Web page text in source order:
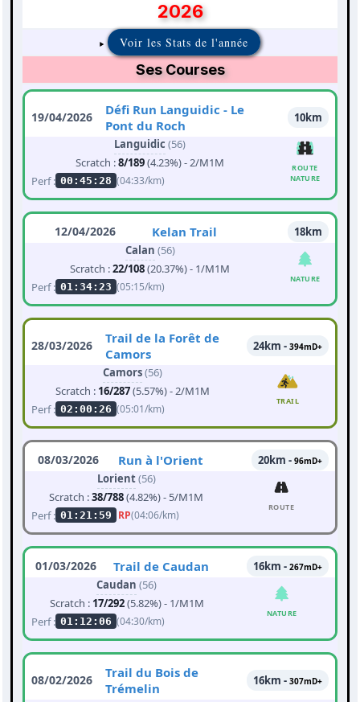
2026
Voir les Stats de l'année
Ses Courses
19/04/2026
Défi Run Languidic - Le
Pont du Roch
10km
Languidic (56)
Scratch :8/189(4.23%) - 2/M1M
Perf : 00:45:28 (04:33/km)
ROUTE
NATURE
12/04/2026 Kelan Trail
18km
Calan (56)
Scratch :22/108(20.37%) - 1/M1M
Perf : 01:34:23 (05:15/km)
NATURE
28/03/2026
Trail de la Forêt de
Camors
24km - 394mD+
Camors(56)
Scratch : 16/287(5.57%) - 2/M1M
Perf : 02:00:26 (05:01/km)
TRAIL
08/03/2026 Run à l'Orient 20km - 96mD+
Lorient(56)
Scratch :38/788(4.82%) - 5/M1M
Perf : 01:21:59 RP(04:06/km)
ROUTE
01/03/2026 Trail de Caudan 16km - 267mD+
Caudan (56)
Scratch : 17/292(5.82%) - 1/M1M
Perf : 01:12:06 (04:30/km)
NATURE
08/02/2026
Trail du Bois de
Trémelin
16km - 307mD+